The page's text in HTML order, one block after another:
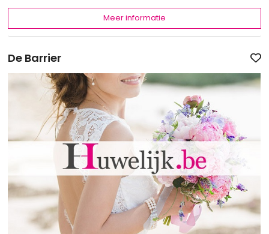
Meer informatie
De Barrier